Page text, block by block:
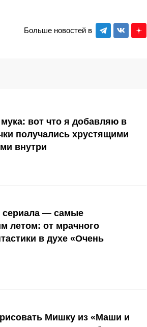
Больше новостей в
вот что я добавляю в
получались хрустящими
внутри
сериала — самые
летом: от мрачного
в духе «Очень
Мишку из «Маши и